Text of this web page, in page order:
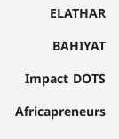
ELATHAR
BAHIYAT
Impact DOTS
Africapreneurs